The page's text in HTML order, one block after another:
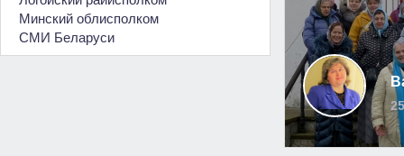
Минский облисполком
СМИ Беларуси